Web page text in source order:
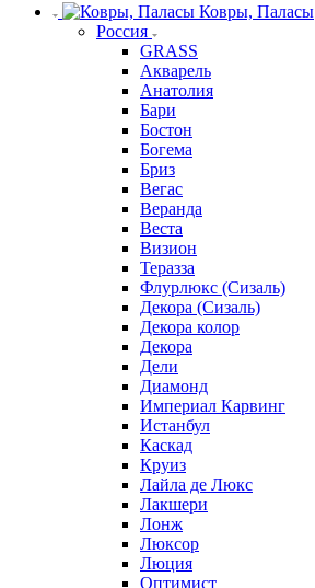
Ковры, Паласы
Россия
GRASS
Акварель
Анатолия
Бари
Бостон
Богема
Бриз
Вегас
Веранда
Веста
Визион
Теразза
Флурлюкс (Сизаль)
Декора (Сизаль)
Декора колор
Декора
Дели
Диамонд
Империал Карвинг
Истанбул
Каскад
Круиз
Лайла де Люкс
Лакшери
Лонж
Люксор
Люция
Оптимист